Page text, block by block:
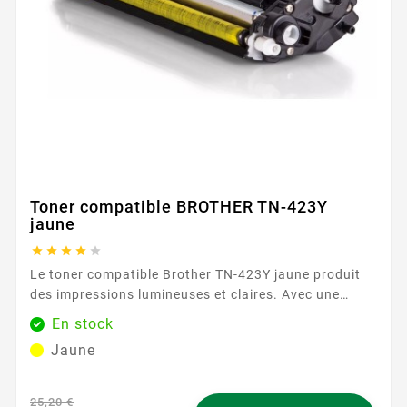
Toner compatible BROTHER TN-423Y
jaune
    
Le toner compatible Brother TN-423Y jaune produit
des impressions lumineuses et claires. Avec une
capacité de 4000 pages, ce toner assure des
résultats constants et fiables. Caractéristiques
principales : Couleur : Jaune Capacité d'impression :
En stock
Jaune
25,20 €